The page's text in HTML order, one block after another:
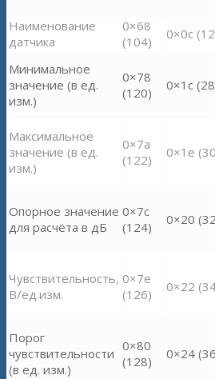
Наименование
датчика
0×68
(104)
0×0c
Минимальное
значение (в ед.
изм.)
0×78
(120)
0×1c
Максимальное
значение (в ед.
изм.)
0×7a
(122)
0×1e
Опорное значение
для расчёта в дБ
0×7c
(124)
0×20
Чувствительность,
В/ед.изм.
0×7e
(126)
0×22
Порог
чувствительности
(в ед. изм.)
0×80
(128)
0×24